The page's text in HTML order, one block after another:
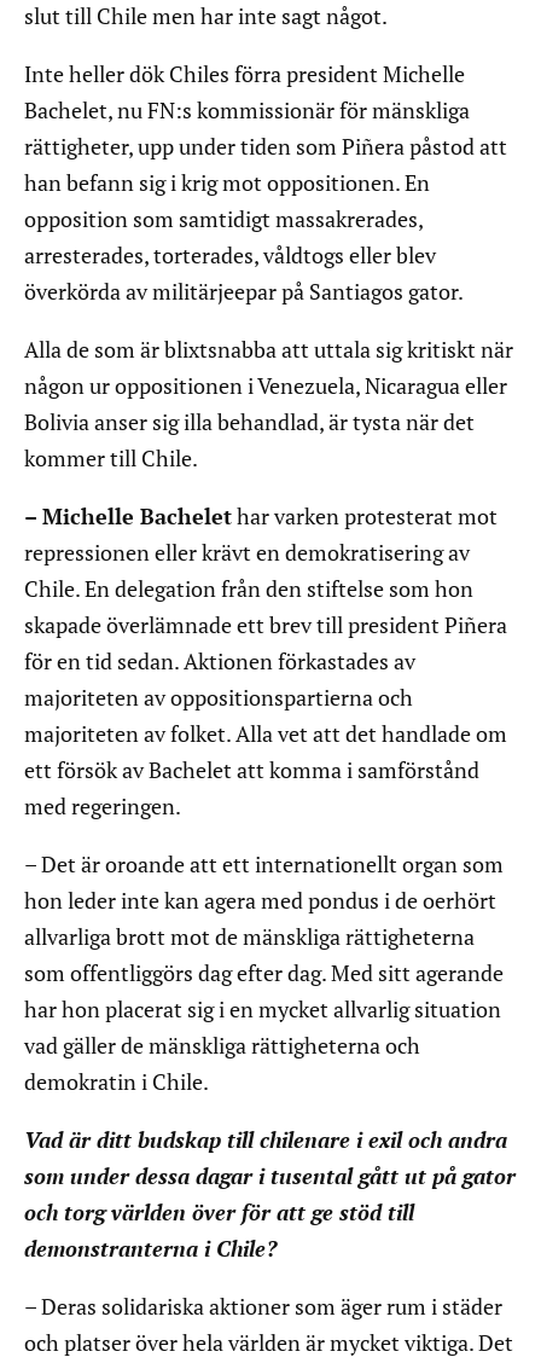
slut till Chile men har inte sagt något.
Inte heller dök Chiles förra president Michelle
Bachelet, nu FN:s kommissionär för mänskliga
rättigheter, upp under tiden som Piñera påstod att
han befann sig i krig mot oppositionen. En
opposition som samtidigt massakrerades,
arresterades, torterades, våldtogs eller blev
överkörda av militärjeepar på Santiagos gator.
Alla de som är blixtsnabba att uttala sig kritiskt när
någon ur oppositionen i Venezuela, Nicaragua eller
Bolivia anser sig illa behandlad, är tysta när det
kommer till Chile.
– Michelle Bachelethar varken protesterat mot
repressionen eller krävt en demokratisering av
Chile. En delegation från den stiftelse som hon
skapade överlämnade ett brev till president Piñera
för en tid sedan. Aktionen förkastades av
majoriteten av oppositionspartierna och
majoriteten av folket. Alla vet att det handlade om
ett försök av Bachelet att komma i samförstånd
med regeringen.
– Det är oroande att ett internationellt organ som
hon leder inte kan agera med pondus i de oerhört
allvarliga brott mot de mänskliga rättigheterna
som offentliggörs dag efter dag. Med sitt agerande
har hon placerat sig i en mycket allvarlig situation
vad gäller de mänskliga rättigheterna och
demokratin i Chile.
Vad är ditt budskap till chilenare i exil och andra
som under dessa dagar i tusental gått ut på gator
och torg världen över för att ge stöd till
demonstranterna i Chile?
– Deras solidariska aktioner som äger rum i städer
och platser över hela världen är mycket viktiga. Det